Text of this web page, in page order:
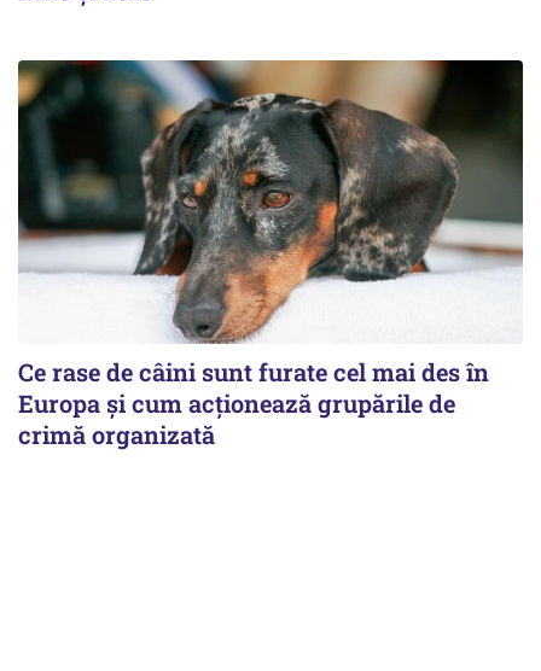
Ce rase de câini sunt furate cel mai des în
Europa și cum acționează grupările de
crimă organizată